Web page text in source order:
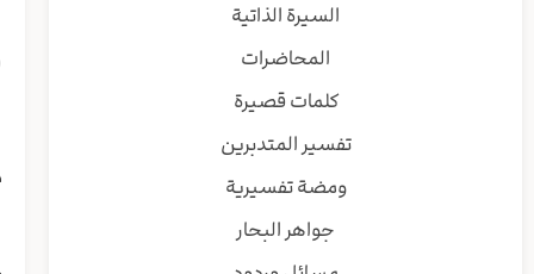
السيرة الذاتية
المحاضرات
كلمات قصيرة
تفسير المتدبرين
ومضة تفسيرية
جواهر البحار